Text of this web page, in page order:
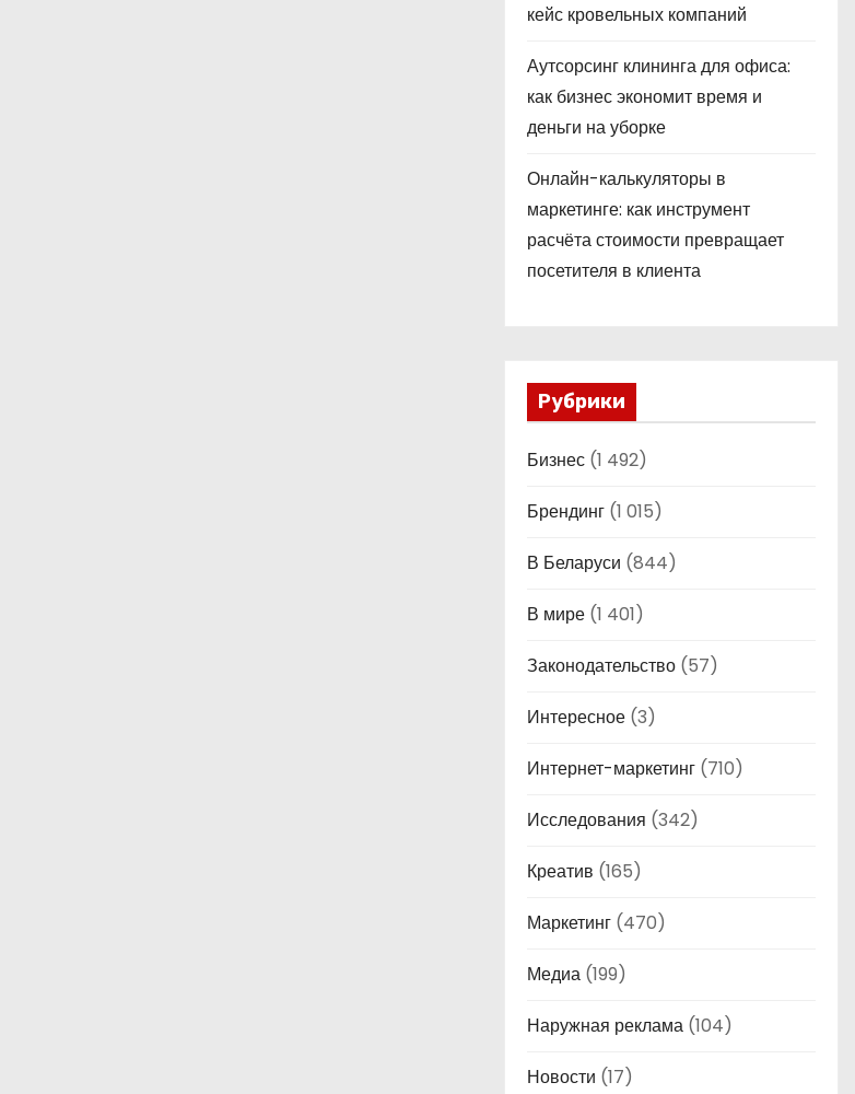
кейс кровельных компаний
Аутсорсинг клининга для офиса:
как бизнес экономит время и
деньги на уборке
Онлайн-калькуляторы в
маркетинге: как инструмент
расчёта стоимости превращает
посетителя в клиента
Рубрики
Бизнес (1 492)
Брендинг (1 015)
В Беларуси (844)
В мире (1 401)
Законодательство (57)
Интересное (3)
Интернет-маркетинг (710)
Исследования (342)
Креатив (165)
Маркетинг (470)
Медиа (199)
Наружная реклама (104)
Новости (17)